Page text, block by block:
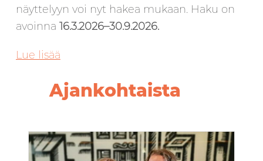
näyttelyyn voi nyt hakea mukaan. Haku on
avoinna 16.3.2026–30.9.2026.
Lue lisää
Ajankohtaista